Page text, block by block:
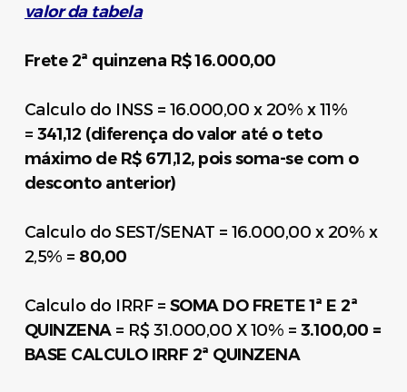
valor da tabela
Frete 2ª quinzena R$ 16.000,00
Calculo do INSS = 16.000,00 x 20% x 11%
= 341,12 (diferença do valor até o teto
máximo de R$ 671,12, pois soma-se com o
desconto anterior)
Calculo do SEST/SENAT = 16.000,00 x 20% x
2,5% = 80,00
Calculo do IRRF = SOMA DO FRETE 1ª E 2ª
QUINZENA= R$ 31.000,00 X 10% = 3.100,00 =
BASE CALCULO IRRF 2ª QUINZENA